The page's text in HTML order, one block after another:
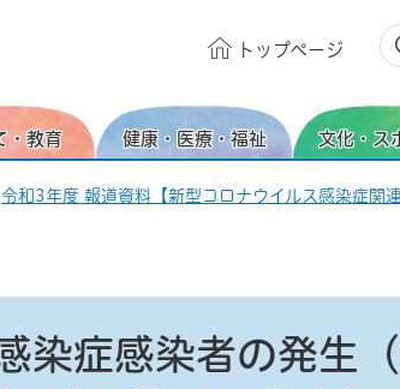
トップページ
・教育 健康・医療・福祉 文化・ス
令和3年度 報道資料【新型コロナウイルス感染症関連
染症感染者の発生